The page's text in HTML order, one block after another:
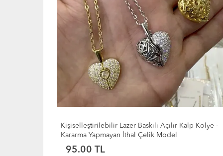
Toptan Şifa Kolyesi Epoksi Doğal Çiçekli Kalp
Kolyeler
60.00 TL